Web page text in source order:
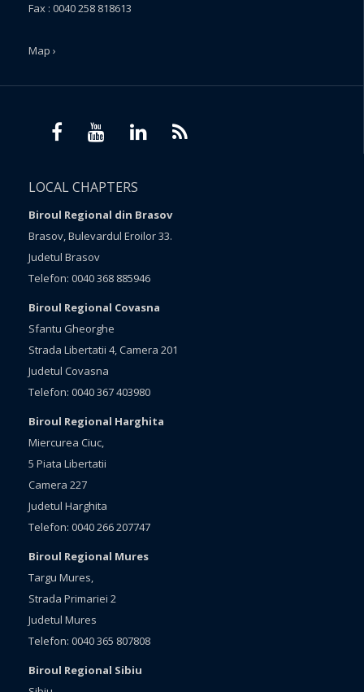
Fax : 0040 258 818613
Map ›
LOCAL CHAPTERS
Biroul Regional din Brasov
Brasov, Bulevardul Eroilor 33.
Judetul Brasov
Telefon: 0040 368 885946
Biroul Regional Covasna
Sfantu Gheorghe
Strada Libertatii 4, Camera 201
Judetul Covasna
Telefon: 0040 367 403980
Biroul Regional Harghita
Miercurea Ciuc,
5 Piata Libertatii
Camera 227
Judetul Harghita
Telefon: 0040 266 207747
Biroul Regional Mures
Targu Mures,
Strada Primariei 2
Judetul Mures
Telefon: 0040 365 807808
Biroul Regional Sibiu